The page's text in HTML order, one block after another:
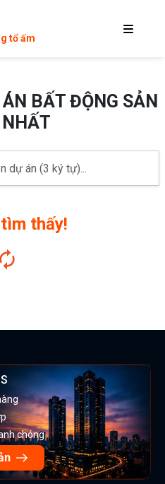
tổ ấm
BẤT ĐỘNG SẢN
thấy!
chóng